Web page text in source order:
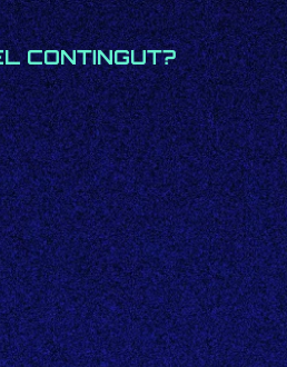
CONTINGUT?